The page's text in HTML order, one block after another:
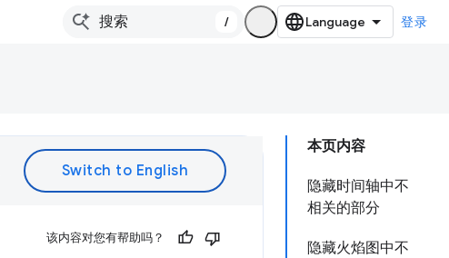
/ 登录
本页内容
隐藏时间轴中不
相关的部分
隐藏火焰图中不
该内容对您有帮助吗？